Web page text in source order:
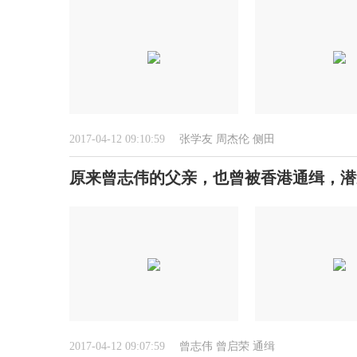
2017-04-12 09:10:59 张学友 周杰伦 侧田
原来曾志伟的父亲，也曾被香港通缉，
2017-04-12 09:07:59 曾志伟 曾启荣 通缉